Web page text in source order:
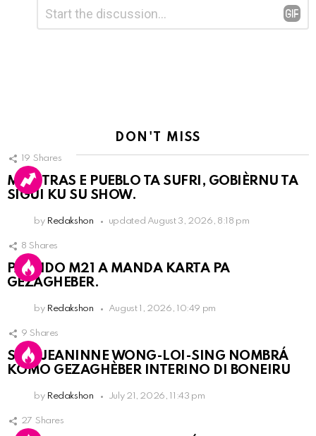
Reply
DON'T MISS
19 Shares
MIENTRAS E PUEBLO TA SUFRI, GOBIÈRNU TA
SIGUI KU SU SHOW.
by Redakshon updated August 3, 2026, 8:18 pm
8 Shares
PARTIDO M21 A MANDA KARTA PA
GEZAGHEBER.
by Redakshon August 1, 2026, 10:49 pm
9 Shares
SRA. JEANINNE WONG-LOI-SING NOMBRÁ
KOMO GEZAGHÈBER INTERINO DI BONEIRU
by Redakshon July 21, 2026, 11:43 pm
27 Shares